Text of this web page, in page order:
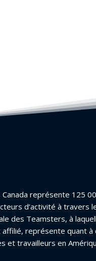
représente 125
d’activité à travers
des Teamsters, à
affilié, représente quant à
et travailleurs en